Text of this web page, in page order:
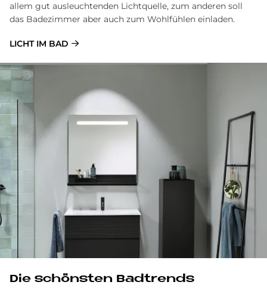
allem gut ausleuchtenden Lichtquelle, zum anderen soll
das Badezimmer aber auch zum Wohlfühlen einladen.
LICHT IM BAD
Die schönsten Badtrends